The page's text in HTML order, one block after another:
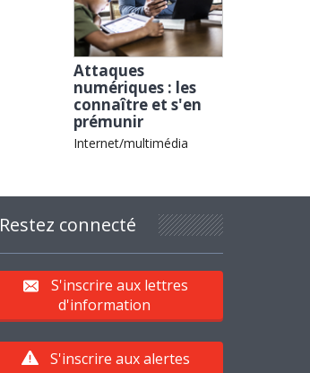
Attaques
numériques : les
connaître et s'en
prémunir
Internet/multimédia
Restez connecté
S'inscrire aux lettres
d'information
S'inscrire aux alertes